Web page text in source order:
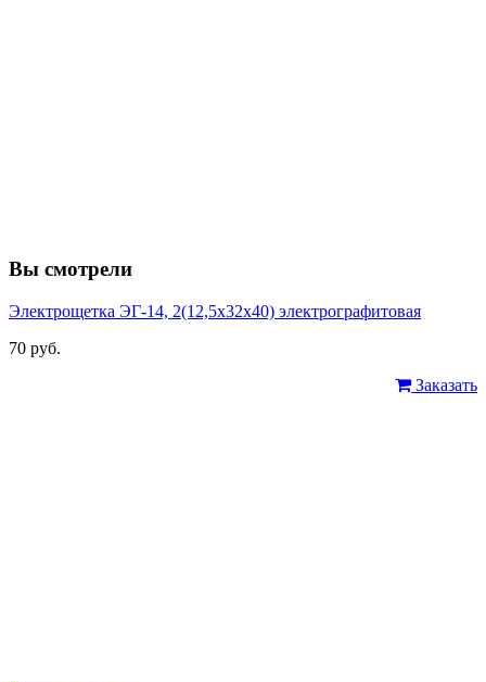
Вы смотрели
Электрощетка ЭГ-14, 2(12,5x32x40) электрографитовая
70 руб.
Заказать